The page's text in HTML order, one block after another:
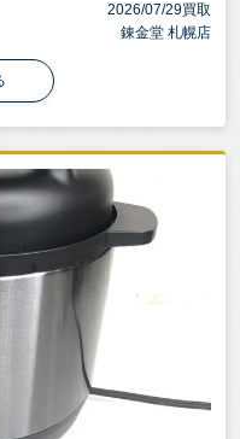
2026/07/29買取
錬金堂 札幌店